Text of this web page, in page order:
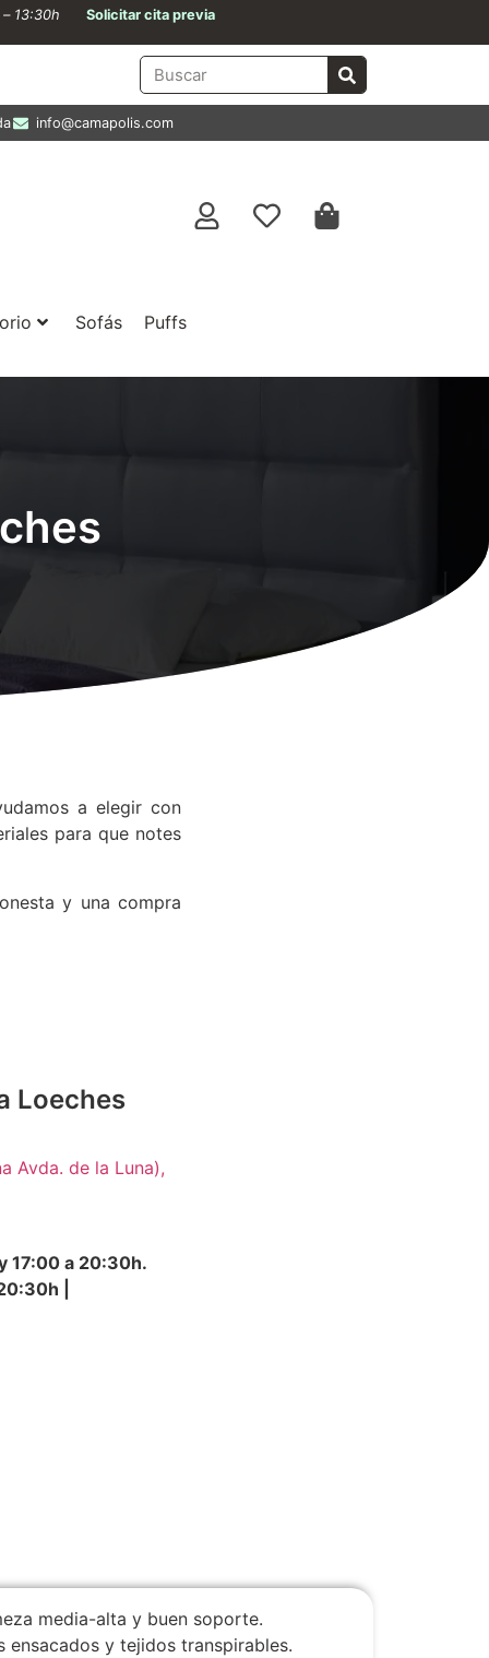
13:30h Solicitar cita previa
info@camapolis.com
Sofás Puffs
a elegir con
para que notes
y una compra
Loeches
Avda. de la Luna),
17:00 a 20:30h.
media-alta y buen soporte.
ensacados y tejidos transpirables.